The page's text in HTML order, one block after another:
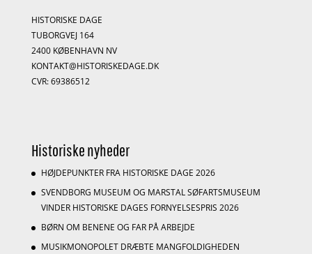
HISTORISKE DAGE
TUBORGVEJ 164
2400 KØBENHAVN NV
KONTAKT@HISTORISKEDAGE.DK
CVR: 69386512
Historiske nyheder
HØJDEPUNKTER FRA HISTORISKE DAGE 2026
SVENDBORG MUSEUM OG MARSTAL SØFARTSMUSEUM
VINDER HISTORISKE DAGES FORNYELSESPRIS 2026
BØRN OM BENENE OG FAR PÅ ARBEJDE
MUSIKMONOPOLET DRÆBTE MANGFOLDIGHEDEN